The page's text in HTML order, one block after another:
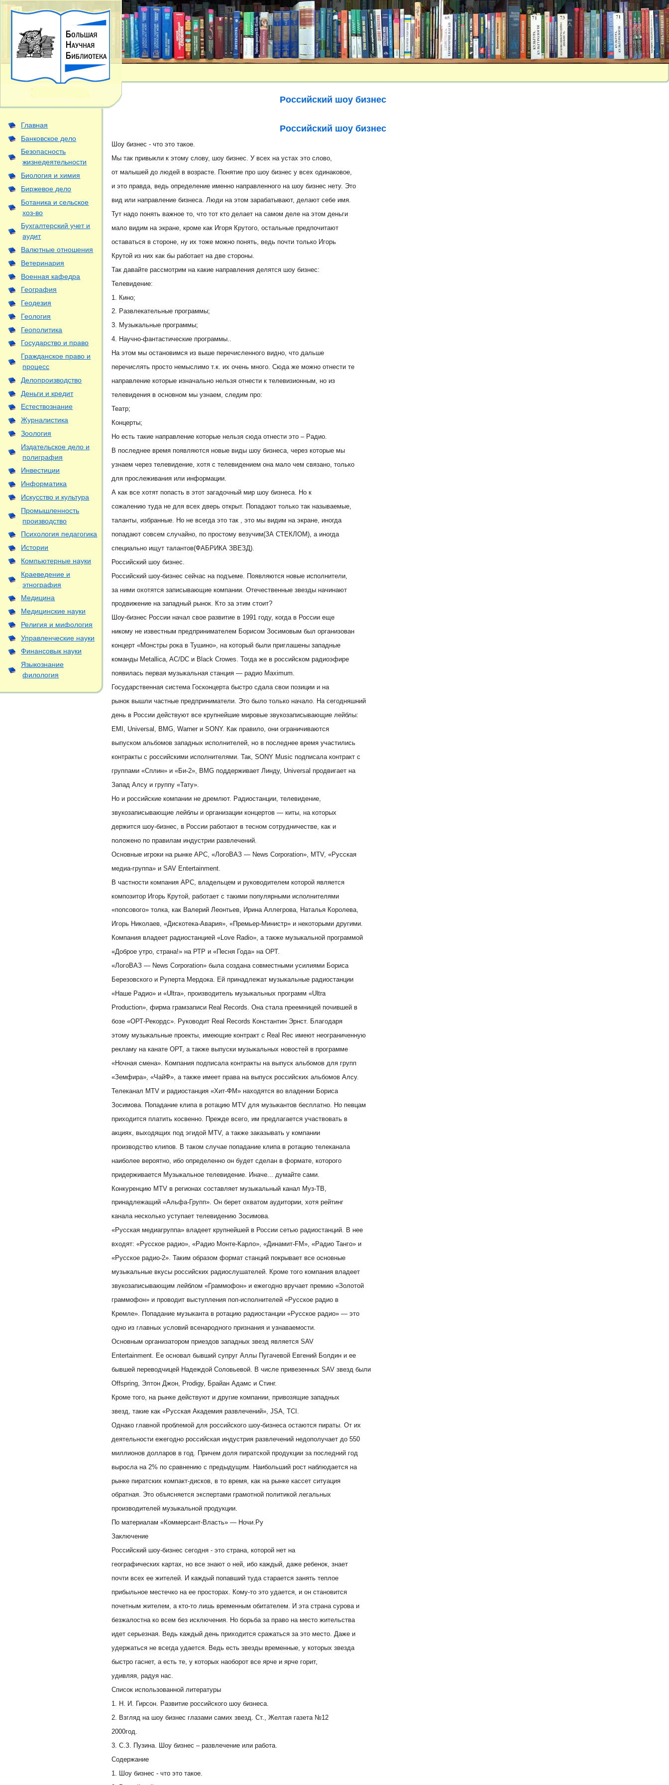
Главная
Банковское дело
Безопасность
жизнедеятельности
Биология и химия
Биржевое дело
Ботаника и сельское
хоз-во
Бухгалтерский учет и
аудит
Валютные отношения
Ветеринария
Военная кафедра
География
Геодезия
Геология
Геополитика
Государство и право
Гражданское право и
процесс
Делопроизводство
Деньги и кредит
Естествознание
Журналистика
Зоология
Издательское дело и
полиграфия
Инвестиции
Информатика
Искусство и культура
Промышленность
производство
Психология педагогика
Истории
Компьютерные науки
Краеведение и
этнография
Медицина
Медицинские науки
Религия и мифология
Управленческие науки
Финансовык науки
Языкознание
филология
Российский шоу бизнес
Российский шоу бизнес
Шоу бизнес - что это такое.
Мы так привыкли к этому слову, шоу бизнес. У всех на устах это слово,
от малышей до людей в возрасте. Понятие про шоу бизнес у всех одинаковое,
и это правда, ведь определение именно направленного на шоу бизнес нету. Это
вид или направление бизнеса. Люди на этом зарабатывают, делают себе имя.
Тут надо понять важное то, что тот кто делает на самом деле на этом деньги
мало видим на экране, кроме как Игоря Крутого, остальные предпочитают
оставаться в стороне, ну их тоже можно понять, ведь почти только Игорь
Крутой из них как бы работает на две стороны.
Так давайте рассмотрим на какие направления делятся шоу бизнес:
Телевидение:
1. Кино;
2. Развлекательные программы;
3. Музыкальные программы;
4. Научно-фантастические программы..
На этом мы остановимся из выше перечисленного видно, что дальше
перечислять просто немыслимо т.к. их очень много. Сюда же можно отнести те
направление которые изначально нельзя отнести к телевизионным, но из
телевидения в основном мы узнаем, следим про:
Театр;
Концерты;
Но есть такие направление которые нельзя сюда отнести это – Радио.
В последнее время появляются новые виды шоу бизнеса, через которые мы
узнаем через телевидение, хотя с телевидением она мало чем связано, только
для прослеживания или информации.
А как все хотят попасть в этот загадочный мир шоу бизнеса. Но к
сожалению туда не для всех дверь открыт. Попадают только так называемые,
таланты, избранные. Но не всегда это так , это мы видим на экране, иногда
попадают совсем случайно, по простому везучим(ЗА СТЕКЛОМ), а иногда
специально ищут талантов(ФАБРИКА ЗВЕЗД).
Российский шоу бизнес.
Российский шоу-бизнес сейчас на подъеме. Появляются новые исполнители,
за ними охотятся записывающие компании. Отечественные звезды начинают
продвижение на западный рынок. Кто за этим стоит?
Шоу-бизнес России начал свое развитие в 1991 году, когда в России еще
никому не известным предпринимателем Борисом Зосимовым был организован
концерт «Монстры рока в Тушино», на который были приглашены западные
команды Metallica, AC/DC и Black Crowes. Тогда же в российском радиоэфире
появилась первая музыкальная станция — радио Maximum.
Государственная система Госконцерта быстро сдала свои позиции и на
рынок вышли частные предприниматели. Это было только начало. На сегодняшний
день в России действуют все крупнейшие мировые звукозаписывающие лейблы:
EMI, Universal, BMG, Warner и SONY. Как правило, они ограничиваются
выпуском альбомов западных исполнителей, но в последнее время участились
контракты с российскими исполнителями. Так, SONY Music подписала контракт с
группами «Сплин» и «Би-2», BMG поддерживает Линду, Universal продвигает на
Запад Алсу и группу «Тату».
Но и российские компании не дремлют. Радиостанции, телевидение,
звукозаписывающие лейблы и организации концертов — киты, на которых
держится шоу-бизнес, в России работают в тесном сотрудничестве, как и
положено по правилам индустрии развлечений.
Основные игроки на рынке АРС, «ЛогоВАЗ — News Corporation», MTV, «Русская
медиа-группа» и SAV Entertainment.
В частности компания АРС, владельцем и руководителем которой является
композитор Игорь Крутой, работает с такими популярными исполнителями
«попсового» толка, как Валерий Леонтьев, Ирина Аллегрова, Наталья Королева,
Игорь Николаев, «Дискотека-Авария», «Премьер-Министр» и некоторыми другими.
Компания владеет радиостанцией «Love Radio», а также музыкальной программой
«Доброе утро, страна!» на РТР и «Песня Года» на ОРТ.
«ЛогоВАЗ — News Corporation» была создана совместными усилиями Бориса
Березовского и Руперта Мердока. Ей принадлежат музыкальные радиостанции
«Наше Радио» и «Ultra», производитель музыкальных программ «Ultra
Production», фирма грамзаписи Real Records. Она стала преемницей почившей в
бозе «ОРТ-Рекордс». Руководит Real Records Константин Эрнст. Благодаря
этому музыкальные проекты, имеющие контракт с Real Rec имеют неограниченную
рекламу на канате ОРТ, а также выпуски музыкальных новостей в программе
«Ночная смена». Компания подписала контракты на выпуск альбомов для групп
«Земфира», «ЧайФ», а также имеет права на выпуск российских альбомов Алсу.
Телеканал MTV и радиостанция «Хит-ФМ» находятся во владении Бориса
Зосимова. Попадание клипа в ротацию MTV для музыкантов бесплатно. Но певцам
приходится платить косвенно. Прежде всего, им предлагается участвовать в
акциях, выходящих под эгидой MTV, а также заказывать у компании
производство клипов. В таком случае попадание клипа в ротацию телеканала
наиболее вероятно, ибо определенно он будет сделан в формате, которого
придерживается Музыкальное телевидение. Иначе... думайте сами.
Конкуренцию MTV в регионах составляет музыкальный канал Муз-ТВ,
принадлежащий «Альфа-Групп». Он берет охватом аудитории, хотя рейтинг
канала несколько уступает телевидению Зосимова.
«Русская медиагруппа» владеет крупнейшей в России сетью радиостанций. В нее
входят: «Русское радио», «Радио Монте-Карло», «Динамит-FM», «Радио Танго» и
«Русское радио-2». Таким образом формат станций покрывает все основные
музыкальные вкусы российских радиослушателей. Кроме того компания владеет
звукозаписывающим лейблом «Граммофон» и ежегодно вручает премию «Золотой
граммофон» и проводит выступления поп-исполнителей «Русское радио в
Кремле». Попадание музыканта в ротацию радиостанции «Русское радио» — это
одно из главных условий всенародного признания и узнаваемости.
Основным организатором приездов западных звезд является SAV
Entertainment. Ее основал бывший супруг Аллы Пугачевой Евгений Болдин и ее
бывшей переводчицей Надеждой Соловьевой. В числе привезенных SAV звезд были
Offspring, Элтон Джон, Prodigy, Брайан Адамс и Стинг.
Кроме того, на рынке действуют и другие компании, привозящие западных
звезд, такие как «Русская Академия развлечений», JSA, TCI.
Однако главной проблемой для российского шоу-бизнеса остаются пираты. От их
деятельности ежегодно российская индустрия развлечений недополучает до 550
миллионов долларов в год. Причем доля пиратской продукции за последний год
выросла на 2% по сравнению с предыдущим. Наибольший рост наблюдается на
рынке пиратских компакт-дисков, в то время, как на рынке кассет ситуация
обратная. Это объясняется экспертами грамотной политикой легальных
производителей музыкальной продукции.
По материалам «Коммерсант-Власть» — Ночи.Ру
Заключение
Российский шоу-бизнес сегодня - это страна, которой нет на
географических картах, но все знают о ней, ибо каждый, даже ребенок, знает
почти всех ее жителей. И каждый попавший туда старается занять теплое
прибыльное местечко на ее просторах. Кому-то это удается, и он становится
почетным жителем, а кто-то лишь временным обитателем. И эта страна сурова и
безжалостна ко всем без исключения. Но борьба за право на место жительства
идет серьезная. Ведь каждый день приходится сражаться за это место. Даже и
удержаться не всегда удается. Ведь есть звезды временные, у которых звезда
быстро гаснет, а есть те, у которых наоборот все ярче и ярче горит,
удивляя, радуя нас.
Список использованной литературы
1. Н. И. Гирсон. Развитие российского шоу бизнеса.
2. Взгляд на шоу бизнес глазами самих звезд. Ст., Желтая газета №12
2000год.
3. С.З. Пузина. Шоу бизнес – развлечение или работа.
Содержание
1. Шоу бизнес - что это такое.